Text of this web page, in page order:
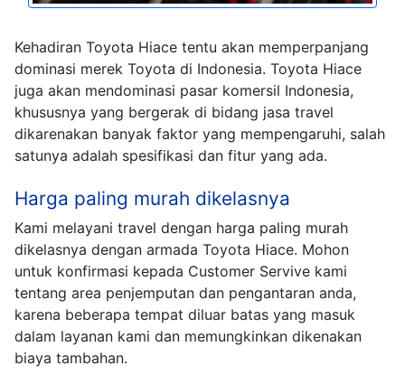
Kehadiran Toyota Hiace tentu akan memperpanjang
dominasi merek Toyota di Indonesia. Toyota Hiace
juga akan mendominasi pasar komersil Indonesia,
khususnya yang bergerak di bidang jasa travel
dikarenakan banyak faktor yang mempengaruhi, salah
satunya adalah spesifikasi dan fitur yang ada.
Harga paling murah dikelasnya
Kami melayani travel dengan harga paling murah
dikelasnya dengan armada Toyota Hiace. Mohon
untuk konfirmasi kepada Customer Servive kami
tentang area penjemputan dan pengantaran anda,
karena beberapa tempat diluar batas yang masuk
dalam layanan kami dan memungkinkan dikenakan
biaya tambahan.